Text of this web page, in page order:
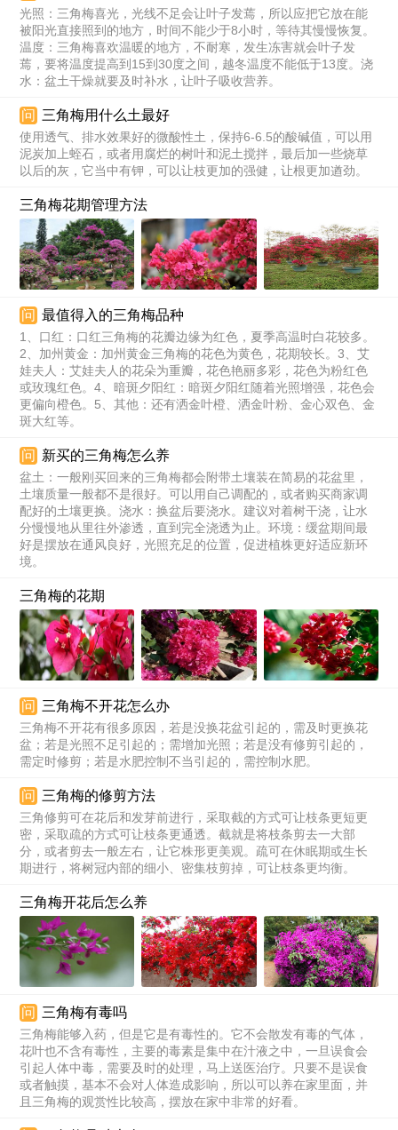
光照：三角梅喜光，光线不足会让叶子发蔫，所以应把它放在能
被阳光直接照到的地方，时间不能少于8小时，等待其慢慢恢复。
温度：三角梅喜欢温暖的地方，不耐寒，发生冻害就会叶子发
蔫，要将温度提高到15到30度之间，越冬温度不能低于13度。浇
水：盆土干燥就要及时补水，让叶子吸收营养。
问 三角梅用什么土最好
使用透气、排水效果好的微酸性土，保持6-6.5的酸碱值，可以用
泥炭加上蛭石，或者用腐烂的树叶和泥土搅拌，最后加一些烧草
以后的灰，它当中有钾，可以让枝更加的强健，让根更加遒劲。
三角梅花期管理方法
问 最值得入的三角梅品种
1、口红：口红三角梅的花瓣边缘为红色，夏季高温时白花较多。
2、加州黄金：加州黄金三角梅的花色为黄色，花期较长。3、艾
娃夫人：艾娃夫人的花朵为重瓣，花色艳丽多彩，花色为粉红色
或玫瑰红色。4、暗斑夕阳红：暗斑夕阳红随着光照增强，花色会
更偏向橙色。5、其他：还有洒金叶橙、洒金叶粉、金心双色、金
斑大红等。
问 新买的三角梅怎么养
盆土：一般刚买回来的三角梅都会附带土壤装在简易的花盆里，
土壤质量一般都不是很好。可以用自己调配的，或者购买商家调
配好的土壤更换。浇水：换盆后要浇水。建议对着树干浇，让水
分慢慢地从里往外渗透，直到完全浇透为止。环境：缓盆期间最
好是摆放在通风良好，光照充足的位置，促进植株更好适应新环
境。
三角梅的花期
问 三角梅不开花怎么办
三角梅不开花有很多原因，若是没换花盆引起的，需及时更换花
盆；若是光照不足引起的；需增加光照；若是没有修剪引起的，
需定时修剪；若是水肥控制不当引起的，需控制水肥。
问 三角梅的修剪方法
三角修剪可在花后和发芽前进行，采取截的方式可让枝条更短更
密，采取疏的方式可让枝条更通透。截就是将枝条剪去一大部
分，或者剪去一般左右，让它株形更美观。疏可在休眠期或生长
期进行，将树冠内部的细小、密集枝剪掉，可让枝条更均衡。
三角梅开花后怎么养
问 三角梅有毒吗
三角梅能够入药，但是它是有毒性的。它不会散发有毒的气体，
花叶也不含有毒性，主要的毒素是集中在汁液之中，一旦误食会
引起人体中毒，需要及时的处理，马上送医治疗。只要不是误食
或者触摸，基本不会对人体造成影响，所以可以养在家里面，并
且三角梅的观赏性比较高，摆放在家中非常的好看。